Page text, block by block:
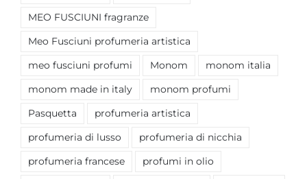
MEO FUSCIUNI fragranze
Meo Fusciuni profumeria artistica
meo fusciuni profumi Monom monom italia
monom made in italy monom profumi
Pasquetta profumeria artistica
profumeria di lusso profumeria di nicchia
profumeria francese profumi in olio